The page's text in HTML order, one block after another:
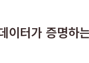
이터가 증명하